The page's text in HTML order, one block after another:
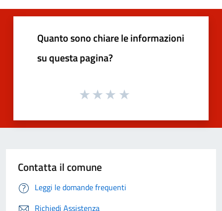
Quanto sono chiare le informazioni
su questa pagina?
Contatta il comune
Leggi le domande frequenti
Richiedi Assistenza